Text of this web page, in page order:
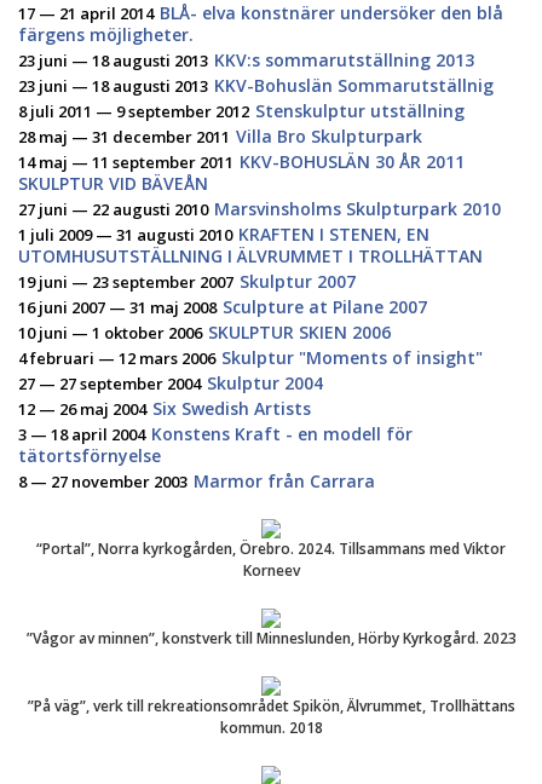
17 — 21 april 2014 BLÅ- elva konstnärer undersöker den blå
färgens möjligheter.
23 juni — 18 augusti 2013 KKV:s sommarutställning 2013
23 juni — 18 augusti 2013 KKV-Bohuslän Sommarutställnig
8 juli 2011 — 9 september 2012 Stenskulptur utställning
28 maj — 31 december 2011 Villa Bro Skulpturpark
14 maj — 11 september 2011 KKV-BOHUSLÄN 30 ÅR 2011
SKULPTUR VID BÄVEÅN
27 juni — 22 augusti 2010 Marsvinsholms Skulpturpark 2010
1 juli 2009 — 31 augusti 2010 KRAFTEN I STENEN, EN
UTOMHUSUTSTÄLLNING I ÄLVRUMMET I TROLLHÄTTAN
19 juni — 23 september 2007 Skulptur 2007
16 juni 2007 — 31 maj 2008 Sculpture at Pilane 2007
10 juni — 1 oktober 2006 SKULPTUR SKIEN 2006
4 februari — 12 mars 2006 Skulptur "Moments of insight"
27 — 27 september 2004 Skulptur 2004
12 — 26 maj 2004 Six Swedish Artists
3 — 18 april 2004 Konstens Kraft - en modell för
tätortsförnyelse
8 — 27 november 2003 Marmor från Carrara
“Portal”, Norra kyrkogården, Örebro. 2024. Tillsammans med Viktor
Korneev
”Vågor av minnen”, konstverk till Minneslunden, Hörby Kyrkogård. 2023
”På väg”, verk till rekreationsområdet Spikön, Älvrummet, Trollhättans
kommun. 2018